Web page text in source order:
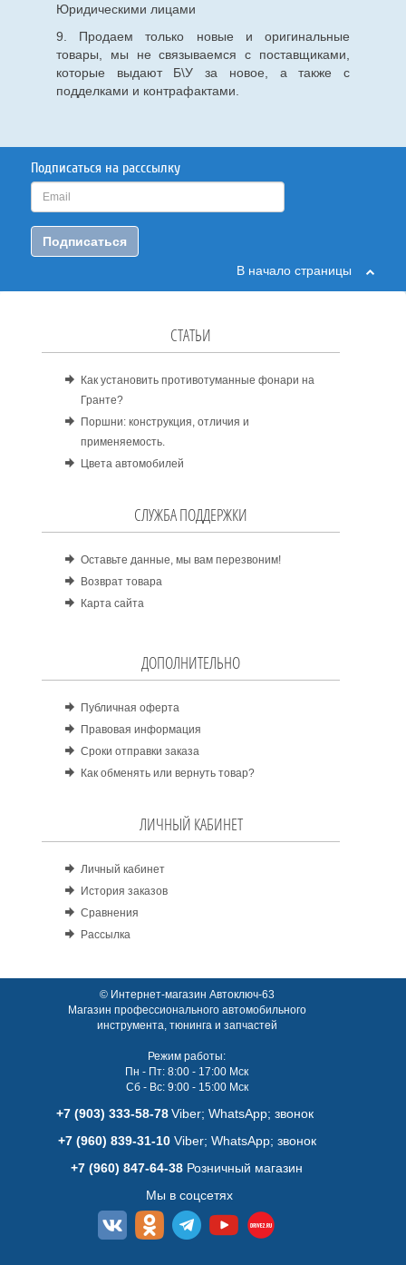
Юридическими лицами
9. Продаем только новые и оригинальные
товары, мы не связываемся с поставщиками,
которые выдают Б\У за новое, а также с
подделками и контрафактами.
Подписаться на расссылку
Подписаться
В начало страницы
СТАТЬИ
Как установить противотуманные фонари на
Гранте?
Поршни: конструкция, отличия и
применяемость.
Цвета автомобилей
СЛУЖБА ПОДДЕРЖКИ
Оставьте данные, мы вам перезвоним!
Возврат товара
Карта сайта
ДОПОЛНИТЕЛЬНО
Публичная оферта
Правовая информация
Сроки отправки заказа
Как обменять или вернуть товар?
ЛИЧНЫЙ КАБИНЕТ
Личный кабинет
История заказов
Сравнения
Рассылка
© Интернет-магазин Автоключ-63
Магазин профессионального автомобильного
инструмента, тюнинга и запчастей
Режим работы:
Пн - Пт: 8:00 - 17:00 Мск
Сб - Вс: 9:00 - 15:00 Мск
+7 (903) 333-58-78 Viber; WhatsАpp; звонок
+7 (960) 839-31-10Viber; WhatsАpp; звонок
+7 (960) 847-64-38 Розничный магазин
Мы в соцсетях